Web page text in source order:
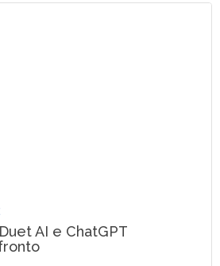
AI e ChatGPT